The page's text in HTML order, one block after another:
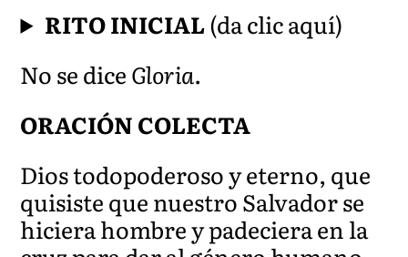
RITO INICIAL(da clic aquí)
No se diceGloria.
ORACIÓN COLECTA
Dios todopoderoso y eterno, que
quisiste que nuestro Salvador se
hiciera hombre y padeciera en la